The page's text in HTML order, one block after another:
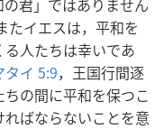
君」ではありません
たイエスは，平和を
人たちは幸いであ
タイ 5:9，王国行間逐
の間に平和を保つこ
ばならないことを意